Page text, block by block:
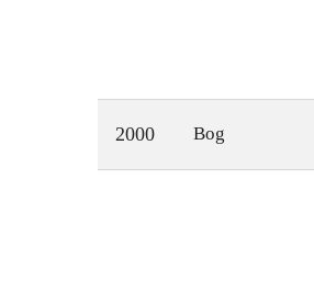
2000 Bog